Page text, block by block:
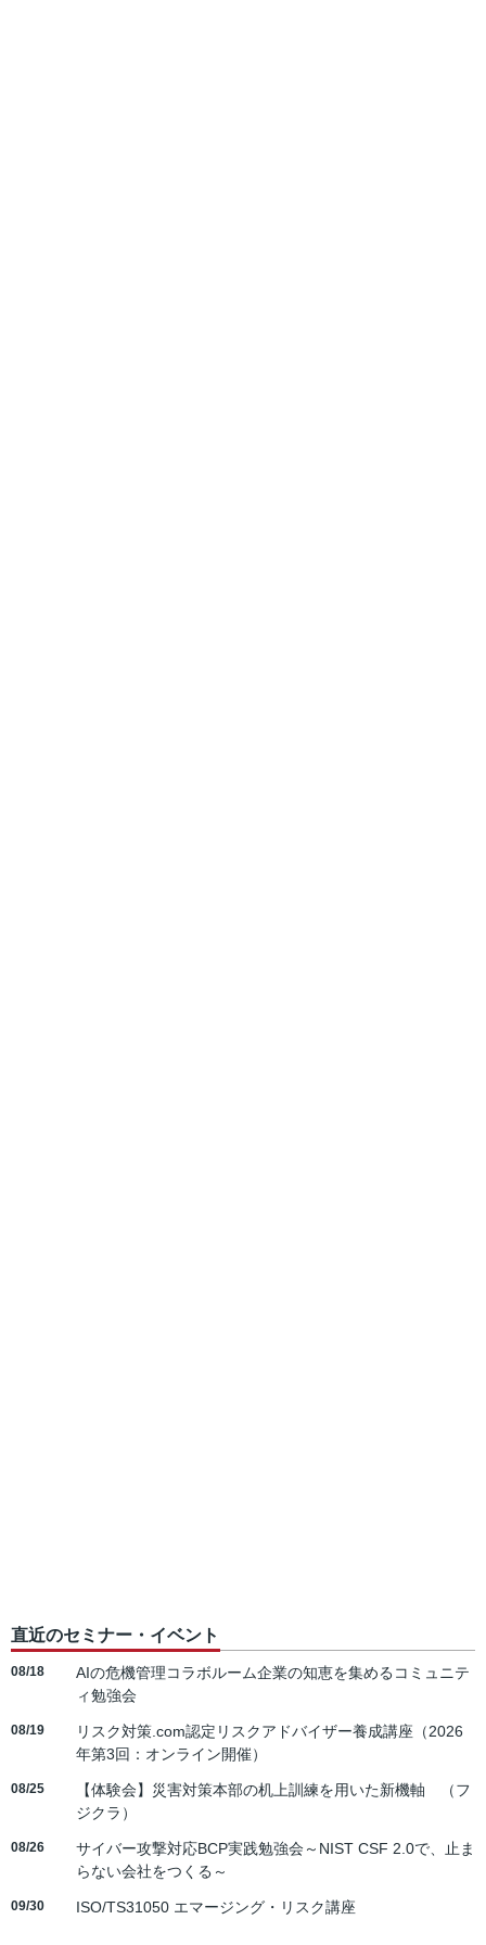
直近のセミナー・イベント
08/18
AIの危機管理コラボルーム企業の知恵を集めるコミュニテ
ィ勉強会
08/19
リスク対策.com認定リスクアドバイザー養成講座（2026
年第3回：オンライン開催）
08/25
【体験会】災害対策本部の机上訓練を用いた新機軸 （フ
ジクラ）
08/26
サイバー攻撃対応BCP実践勉強会～NIST CSF 2.0で、止ま
らない会社をつくる～
09/30 ISO/TS31050 エマージング・リスク講座